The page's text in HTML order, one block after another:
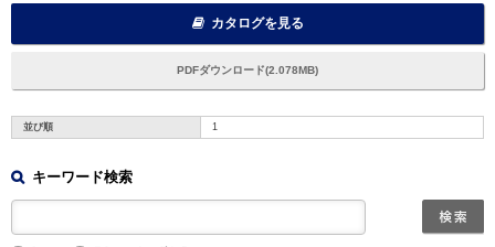
カタログを見る
PDFダウンロード(2.078MB)
並び順 1
キーワード検索